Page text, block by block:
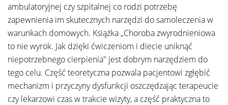
ambulatoryjnej czy szpitalnej co rodzi potrzebę
zapewnienia im skutecznych narzędzi do samoleczenia w
warunkach domowych. Książka „Choroba zwyrodnieniowa
to nie wyrok. Jak dzięki ćwiczeniom i diecie uniknąć
niepotrzebnego cierpienia" jest dobrym narzędziem do
tego celu. Część teoretyczna pozwala pacjentowi zgłębić
mechanizm i przyczyny dysfunkcji oszczędzając terapeucie
czy lekarzowi czas w trakcie wizyty, a część praktyczna to